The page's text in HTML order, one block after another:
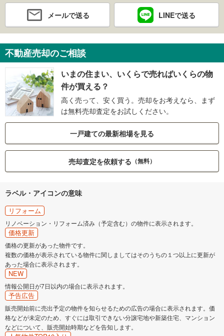
メールで送る LINEで送る
不動産売却のご相談
いまの住まい、いくらで売ればいくらの物
件が買える？
高く売って、安く買う。売却をお考えなら、まず
は無料売却査定をお試しください。
一戸建ての最新相場を見る
売却査定を依頼する （無料）
ラベル・アイコンの意味
リフォーム
リノベーション・リフォーム済み（予定含む）の物件に表示されます。
価格更新
価格の更新があった物件です。
複数の価格が表示されている物件に関しましてはそのうちの１つ以上に更新が
あった場合に表示されます。
NEW
情報公開日が7日以内の場合に表示されます。
予告広告
販売開始前に売出予定の物件を知らせるための広告の場合に表示されます。価
格などが未定のため、すぐには取引できない分譲宅地や新築住宅、マンション
などについて、販売開始時期などを告知します。